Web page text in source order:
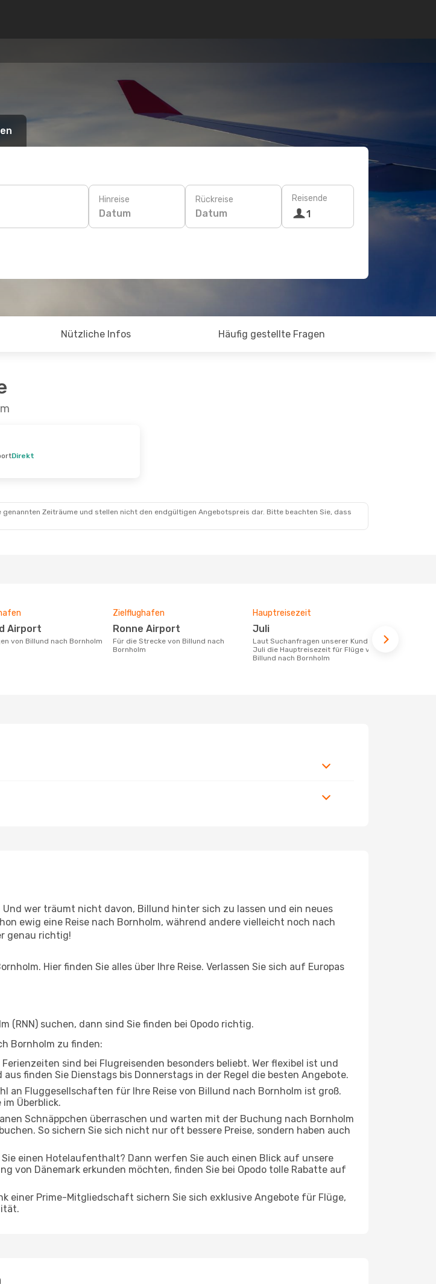
Hinreise
Datum
Rückreise
Datum
Reisende
1
Nützliche Infos Häufig gestellte Fragen
Direkt
Zeiträume und stellen nicht den endgültigen Angebotspreis dar. Bitte beachten Sie, dass
Airport
von Billund nach Bornholm
Zielflughafen
Ronne Airport
Für die Strecke von Billund nach
Bornholm
Hauptreisezeit
Juli
Laut Suchanfragen unserer Kunden ist
Juli die Hauptreisezeit für Flüge von
Billund nach Bornholm
Und wer träumt nicht davon, Billund hinter sich zu lassen und ein neues
ewig eine Reise nach Bornholm, während andere vielleicht noch nach
genau richtig!
Hier finden Sie alles über Ihre Reise. Verlassen Sie sich auf Europas
(RNN) suchen, dann sind Sie finden bei Opodo richtig.
Bornholm zu finden:
sind bei Flugreisenden besonders beliebt. Wer flexibel ist und
finden Sie Dienstags bis Donnerstags in der Regel die besten Angebote.
an Fluggesellschaften für Ihre Reise von Billund nach Bornholm ist groß.
Überblick.
Schnäppchen überraschen und warten mit der Buchung nach Bornholm
So sichern Sie sich nicht nur oft bessere Preise, sondern haben auch
Sie einen Hotelaufenthalt? Dann werfen Sie auch einen Blick auf unsere
von Dänemark erkunden möchten, finden Sie bei Opodo tolle Rabatte auf
einer Prime-Mitgliedschaft sichern Sie sich exklusive Angebote für Flüge,